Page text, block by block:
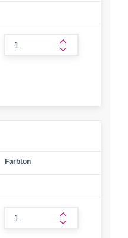
form.increase-
Farbton
form.increase-